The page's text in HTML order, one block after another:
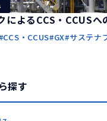
によるCCS・CCUSへ
CCS・CCUS GX サステナ
探す